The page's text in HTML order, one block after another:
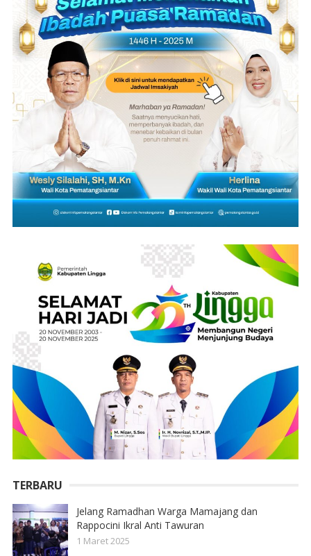
TERBARU
Jelang Ramadhan Warga Mamajang dan
Rappocini Ikral Anti Tawuran
1 Maret 2025